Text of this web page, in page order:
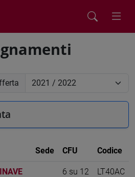
Sede CFU Codice
6 su 12 LT40AC